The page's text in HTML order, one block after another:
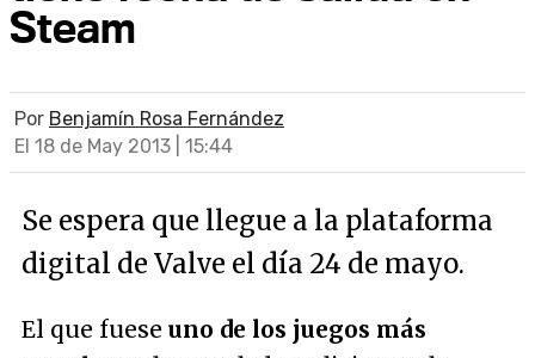
Steam
Por Benjamín Rosa Fernández
El 18 de May 2013 | 15:44
Se espera que llegue a la plataforma
digital de Valve el día 24 de mayo.
El que fuese uno de los juegos más